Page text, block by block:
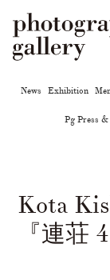
News Exhibition
Pg Press
Kota
『連荘 4